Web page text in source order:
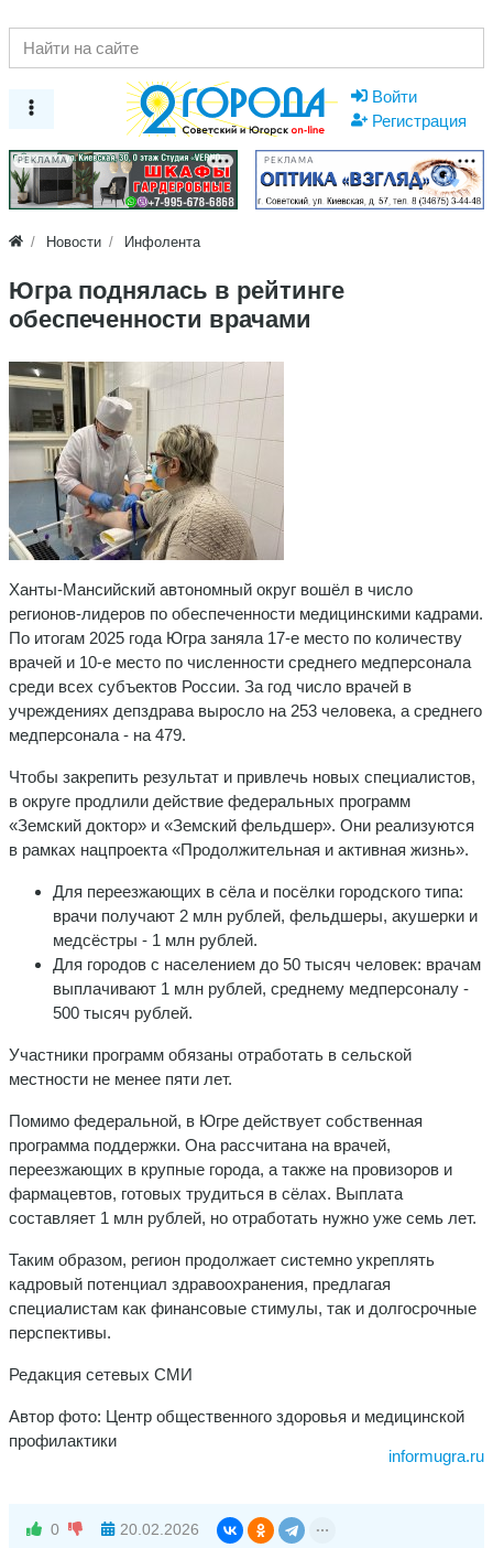
Войти
Регистрация
РЕКЛАМА РЕКЛАМА
Новости Инфолента
Югра поднялась в рейтинге
обеспеченности врачами
Ханты-Мансийский автономный округ вошёл в число
регионов-лидеров по обеспеченности медицинскими кадрами.
По итогам 2025 года Югра заняла 17-е место по количеству
врачей и 10-е место по численности среднего медперсонала
среди всех субъектов России. За год число врачей в
учреждениях депздрава выросло на 253 человека, а среднего
медперсонала - на 479.
Чтобы закрепить результат и привлечь новых специалистов,
в округе продлили действие федеральных программ
«Земский доктор» и «Земский фельдшер». Они реализуются
в рамках нацпроекта «Продолжительная и активная жизнь».
Для переезжающих в сёла и посёлки городского типа:
врачи получают 2 млн рублей, фельдшеры, акушерки и
медсёстры - 1 млн рублей.
Для городов с населением до 50 тысяч человек: врачам
выплачивают 1 млн рублей, среднему медперсоналу -
500 тысяч рублей.
Участники программ обязаны отработать в сельской
местности не менее пяти лет.
Помимо федеральной, в Югре действует собственная
программа поддержки. Она рассчитана на врачей,
переезжающих в крупные города, а также на провизоров и
фармацевтов, готовых трудиться в сёлах. Выплата
составляет 1 млн рублей, но отработать нужно уже семь лет.
Таким образом, регион продолжает системно укреплять
кадровый потенциал здравоохранения, предлагая
специалистам как финансовые стимулы, так и долгосрочные
перспективы.
Редакция сетевых СМИ
Автор фото: Центр общественного здоровья и медицинской
профилактики
informugra.ru
0 20.02.2026